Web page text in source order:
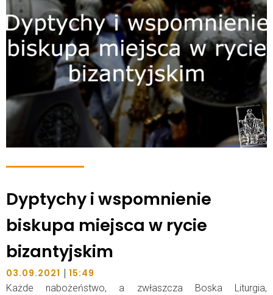
Dyptychy i wspomnienie
biskupa miejsca w rycie
bizantyjskim
03.09.2021 | 15:49
Każde nabożeństwo, a zwłaszcza Boska Liturgia,